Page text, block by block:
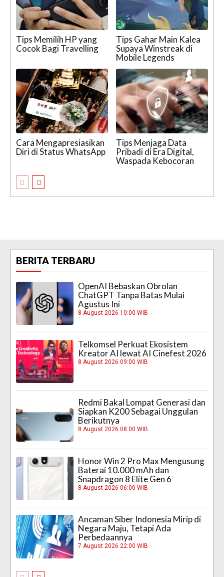
Tips Memilih HP yang
Cocok Bagi Travelling
Tips Gahar Main Kalea
Supaya Winstreak di
Mobile Legends
Cara Mengapresiasikan
Diri di Status WhatsApp
Tips Menjaga Data
Pribadi di Era Digital,
Waspada Kebocoran
BERITA TERBARU
OpenAI Bebaskan Obrolan
ChatGPT Tanpa Batas Mulai
Agustus Ini
8 August 2026 10:00 WIB
Telkomsel Perkuat Ekosistem
Kreator AI lewat AI Cinefest 2026
8 August 2026 09:00 WIB
Redmi Bakal Lompat Generasi dan
Siapkan K200 Sebagai Unggulan
Berikutnya
8 August 2026 08:00 WIB
Honor Win 2 Pro Max Mengusung
Baterai 10.000 mAh dan
Snapdragon 8 Elite Gen 6
8 August 2026 06:00 WIB
Ancaman Siber Indonesia Mirip di
Negara Maju, Tetapi Ada
Perbedaannya
7 August 2026 22:00 WIB